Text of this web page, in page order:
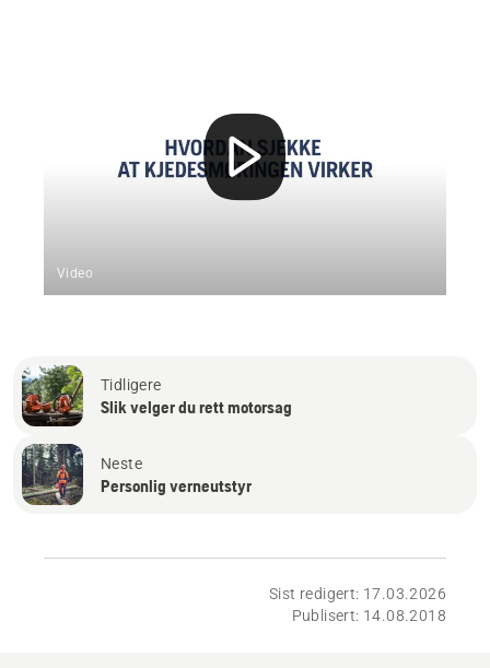
Video
Tidligere
Slik velger du rett motorsag
Neste
Personlig verneutstyr
Sist redigert: 17.03.2026
Publisert: 14.08.2018